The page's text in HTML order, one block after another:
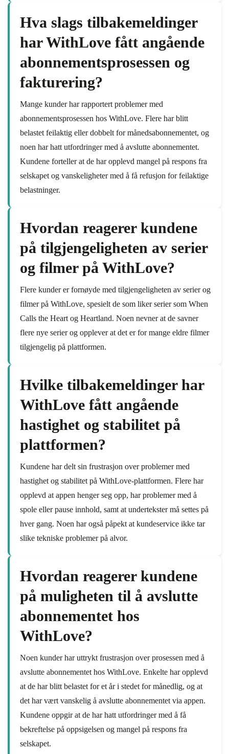
Hva slags tilbakemeldinger
har WithLove fått angående
abonnementsprosessen og
fakturering?
Mange kunder har rapportert problemer med
abonnementsprosessen hos WithLove. Flere har blitt
belastet feilaktig eller dobbelt for månedsabonnementet, og
noen har hatt utfordringer med å avslutte abonnementet.
Kundene forteller at de har opplevd mangel på respons fra
selskapet og vanskeligheter med å få refusjon for feilaktige
belastninger.
Hvordan reagerer kundene
på tilgjengeligheten av serier
og filmer på WithLove?
Flere kunder er fornøyde med tilgjengeligheten av serier og
filmer på WithLove, spesielt de som liker serier som When
Calls the Heart og Heartland. Noen nevner at de savner
flere nye serier og opplever at det er for mange eldre filmer
tilgjengelig på plattformen.
Hvilke tilbakemeldinger har
WithLove fått angående
hastighet og stabilitet på
plattformen?
Kundene har delt sin frustrasjon over problemer med
hastighet og stabilitet på WithLove-plattformen. Flere har
opplevd at appen henger seg opp, har problemer med å
spole eller pause innhold, samt at undertekster må settes på
hver gang. Noen har også påpekt at kundeservice ikke tar
slike tekniske problemer på alvor.
Hvordan reagerer kundene
på muligheten til å avslutte
abonnementet hos
WithLove?
Noen kunder har uttrykt frustrasjon over prosessen med å
avslutte abonnementet hos WithLove. Enkelte har opplevd
at de har blitt belastet for et år i stedet for månedlig, og at
det har vært vanskelig å avslutte abonnementet via appen.
Kundene oppgir at de har hatt utfordringer med å få
bekreftelse på oppsigelsen og mangel på respons fra
selskapet.